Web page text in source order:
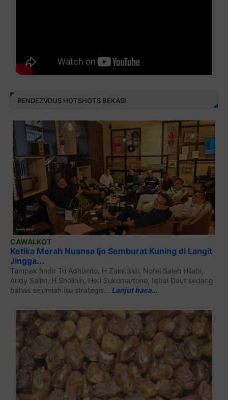
RENDEZVOUS HOTSHOTS BEKASI
CAWALKOT
Ketika Merah Nuansa Ijo Semburat Kuning di Langit
Jingga...
Tampak hadir Tri Adhianto, H Zaini Sidi, Nofel Saleh Hilabi,
Andy Salim, H Sholihin, Heri Sukomartono, Iqbal Daut sedang
bahas sejumlah isu strategis...
Lanjut baca…